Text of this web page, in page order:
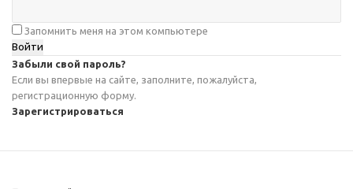
Запомнить меня на этом компьютере
Забыли свой пароль?
Если вы впервые на сайте, заполните, пожалуйста,
регистрационную форму.
Зарегистрироваться